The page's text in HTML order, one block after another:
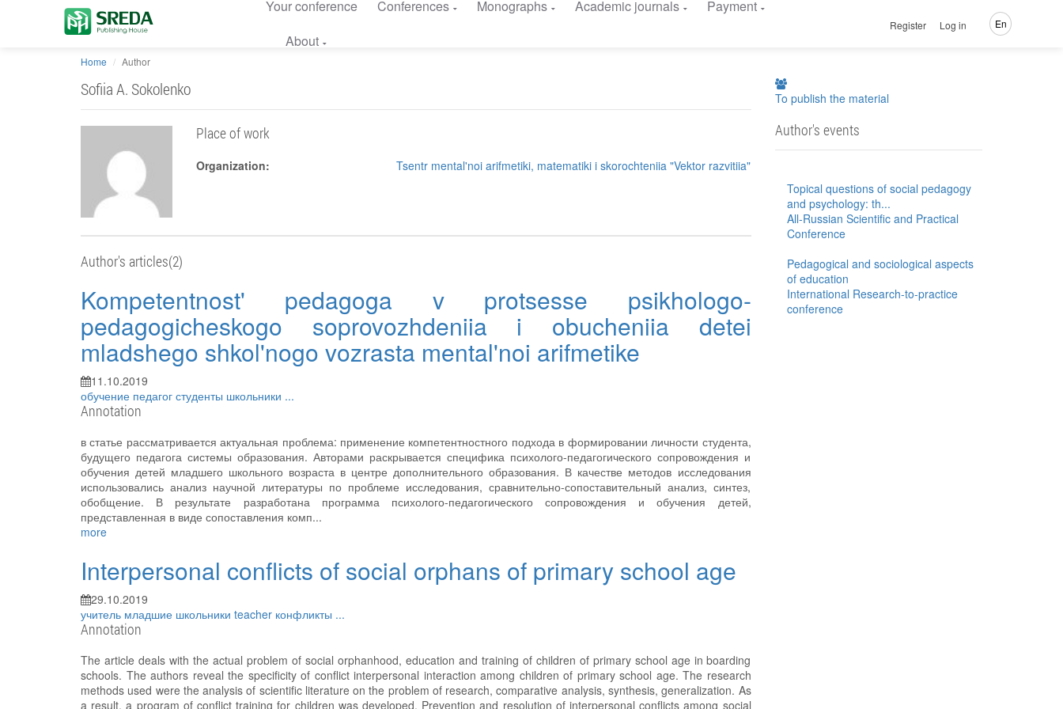
Your conference Conferences Monographs Academic journals
Payment
About
Register Log in En
Home Author
Sofiia A. Sokolenko
Place of work
Organization: Tsentr mental'noi arifmetiki, matematiki i skorochteniia "Vektor razvitiia"
Author's articles(2)
Kompetentnost' pedagoga v protsesse psikhologo-
pedagogicheskogo soprovozhdeniia i obucheniia detei
mladshego shkol'nogo vozrasta mental'noi arifmetike
11.10.2019
обучение педагог студенты школьники ...
Annotation
в статье рассматривается актуальная проблема: применение компетентностного подхода в формировании личности студента,
будущего педагога системы образования. Авторами раскрывается специфика психолого-педагогического сопровождения и
обучения детей младшего школьного возраста в центре дополнительного образования. В качестве методов исследования
использовались анализ научной литературы по проблеме исследования, сравнительно-сопоставительный анализ, синтез,
обобщение. В результате разработана программа психолого-педагогического сопровождения и обучения детей,
представленная в виде сопоставления комп...
more
Interpersonal conflicts of social orphans of primary school age
29.10.2019
учитель младшие школьники teacher конфликты ...
Annotation
The article deals with the actual problem of social orphanhood, education and training of children of primary school age in boarding
schools. The authors reveal the specificity of conflict interpersonal interaction among children of primary school age. The research
methods used were the analysis of scientific literature on the problem of research, comparative analysis, synthesis, generalization. As
a result, a program of conflict training for children was developed. Prevention and resolution of interpersonal conflicts among social
To publish the material
Author's events
Topical questions of social pedagogy
and psychology: th...
All-Russian Scientific and Practical
Conference
Pedagogical and sociological aspects
of education
International Research-to-practice
conference